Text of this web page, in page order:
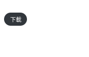
下載